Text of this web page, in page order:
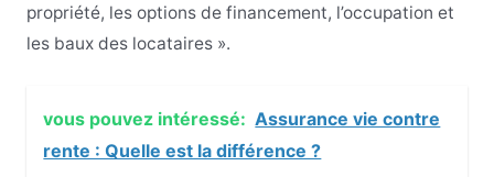
propriété, les options de financement, l’occupation et
les baux des locataires ».
vous pouvez intéressé: Assurance vie contre
rente : Quelle est la différence ?